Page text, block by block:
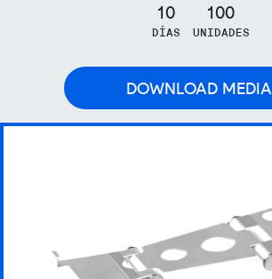
10
DÍAS
100
UNIDADES
DOWNLOAD MEDIA